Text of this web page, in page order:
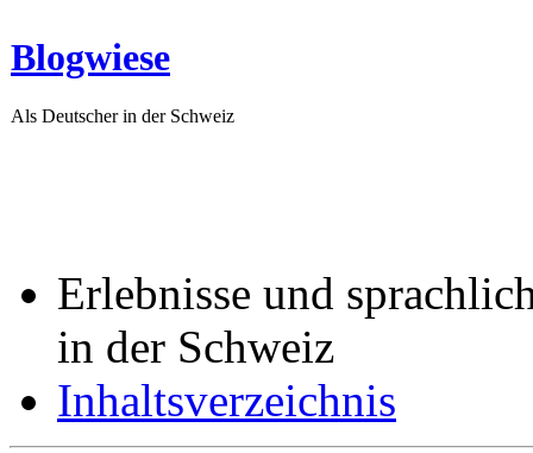
Blogwiese
Als Deutscher in der Schweiz
Erlebnisse und
in der Schweiz
Inhaltsverzeichnis